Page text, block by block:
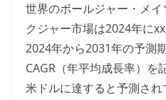
世界のボールジャー・メ
クジャー市場は2024年に
2024年から2031年の予測
CAGR（年平均成長率）を
米ドルに達すると予測され